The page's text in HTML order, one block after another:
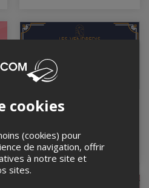
Vendredi Comédie
Club 21h
Le Baratineur, Longueuil, QC
cookies
(cookies) pour
de navigation, offrir
à notre site et
sites.